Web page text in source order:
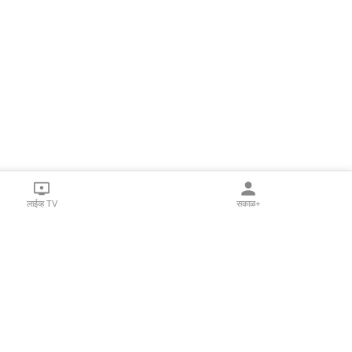
लाईव्ह TV सकाळ+